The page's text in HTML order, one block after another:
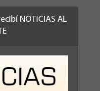
NOTICIAS AL